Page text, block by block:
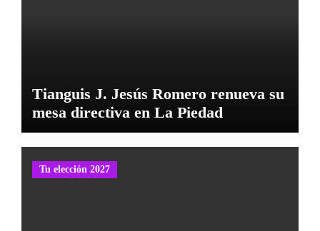
Tianguis J. Jesús Romero renueva su
mesa directiva en La Piedad
Tu elección 2027